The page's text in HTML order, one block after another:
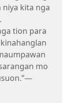
kita nga
tion para
mo